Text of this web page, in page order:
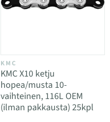
KMC
KMC X10 ketju
hopea/musta 10-
vaihteinen, 116L OEM
(ilman pakkausta) 25kpl